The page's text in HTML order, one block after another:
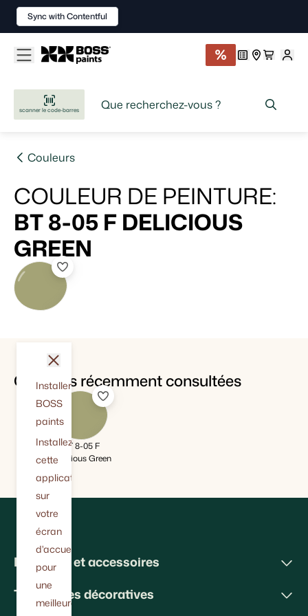
scanner le code-barres
Couleurs
COULEUR DE PEINTURE:
BT 8-05 F DELICIOUS
GREEN
Couleurs récemment consultées
BT 8-05 F
Delicious Green
Peintures et accessoires
Techniques décoratives
Installer
BOSS
paints
Installez
cette
application
sur
votre
écran
d'accueil
pour
une
meilleure
fermer
Sync with Contentful